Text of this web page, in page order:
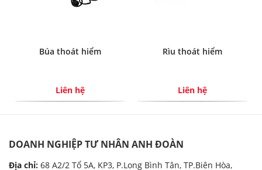
Búa thoát hiểm
Liên hệ
Rìu thoát hiểm
Liên hệ
DOANH NGHIỆP TƯ NHÂN ANH ĐOÀN
Địa chỉ: 68 A2/2 Tổ 5A, KP3, P.Long Bình Tân, TP.Biên Hòa,